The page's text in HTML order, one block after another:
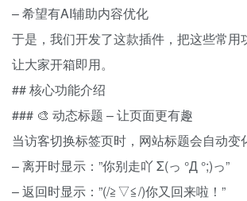
– 希望有AI辅助内容优化
于是，我们开发了这款插件，把这些常用
让大家开箱即用。
## 核心功能介绍
### 🎨 动态标题 – 让页面更有趣
当访客切换标签页时，网站标题会自动变
– 离开时显示：”你别走吖 Σ(っ °Д °;)っ”
– 返回时显示：”(/≧▽≦/)你又回来啦！”